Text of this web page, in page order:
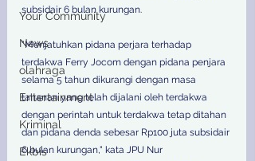
Your Community
News
olahraga
Entertainment
Kriminal
Ekbis
subsidair 6 bulan kurungan.
"Menjatuhkan pidana perjara terhadap
terdakwa Ferry Jocom dengan pidana penjara
selama 5 tahun dikurangi dengan masa
tahanan yang telah dijalani oleh terdakwa
dengan perintah untuk terdakwa tetap ditahan
dan pidana denda sebesar Rp100 juta subsidair
6 bulan kurungan," kata JPU Nur